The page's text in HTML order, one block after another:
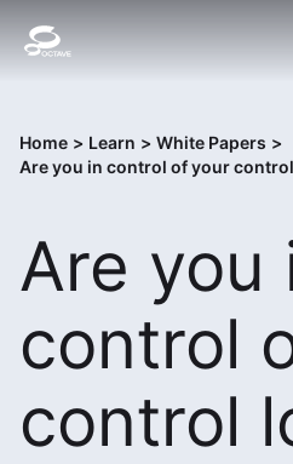
Home > Learn > White Papers >
Are you in control of your
Are you
control
control